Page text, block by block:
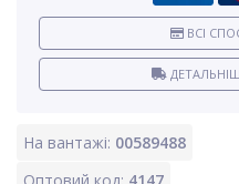
На вантажі: 00589488
Оптовий код: 4147
ВСІ